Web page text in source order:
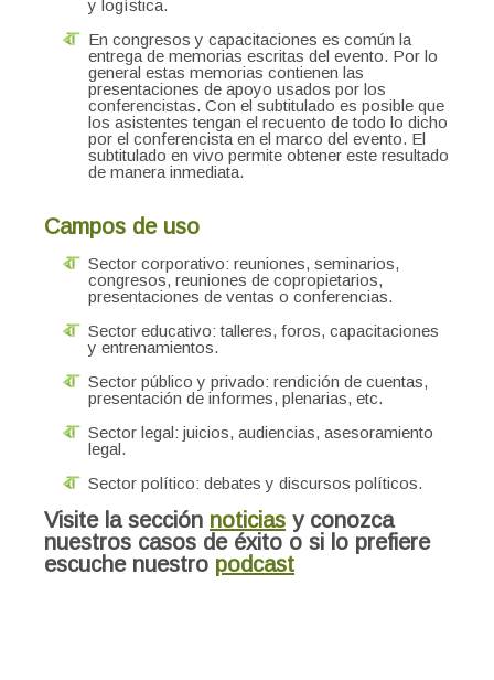
y logística.
En congresos y capacitaciones es común la
entrega de memorias escritas del evento. Por lo
general estas memorias contienen las
presentaciones de apoyo usados por los
conferencistas. Con el subtitulado es posible que
los asistentes tengan el recuento de todo lo dicho
por el conferencista en el marco del evento. El
subtitulado en vivo permite obtener este resultado
de manera inmediata.
Campos de uso
Sector corporativo: reuniones, seminarios,
congresos, reuniones de copropietarios,
presentaciones de ventas o conferencias.
Sector educativo: talleres, foros, capacitaciones
y entrenamientos.
Sector público y privado: rendición de cuentas,
presentación de informes, plenarias, etc.
Sector legal: juicios, audiencias, asesoramiento
legal.
Sector político: debates y discursos políticos.
Visite la sección noticias y conozca
nuestros casos de éxito o si lo prefiere
escuche nuestro podcast